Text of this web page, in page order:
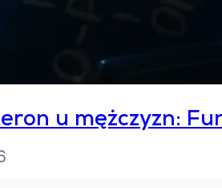
u mężczyzn: